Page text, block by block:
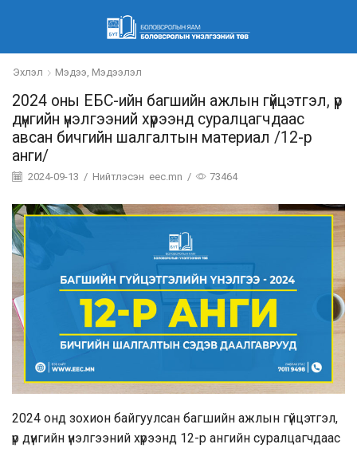
Эхлэл Мэдээ, Мэдээлэл
2024 оны ЕБС-ийн багшийн ажлын гүйцэтгэл, үр
дүнгийн үнэлгээний хүрээнд суралцагчдаас
авсан бичгийн шалгалтын материал /12-р
анги/
2024-09-13 / Нийтлэсэн eec.mn / 73464
2024 онд зохион байгуулсан багшийн ажлын гүйцэтгэл,
үр дүнгийн үнэлгээний хүрээнд 12-р ангийн суралцагчдаас